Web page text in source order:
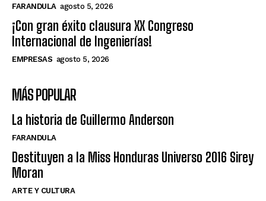
FARANDULA agosto 5, 2026
¡Con gran éxito clausura XX Congreso
Internacional de Ingenierías!
EMPRESAS agosto 5, 2026
MÁS POPULAR
La historia de Guillermo Anderson
FARANDULA
Destituyen a la Miss Honduras Universo 2016 Sirey
Moran
ARTE Y CULTURA